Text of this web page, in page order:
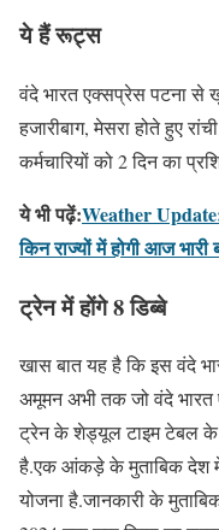
ये हैं रूट्स
वंदे भारत एक्सप्रेस पटना से
हजारीबाग, मेसरा होते हुए
कर्मचारियों को 2 दिन का
ये भी पढ़ें:Weather Update:
किन राज्यों में होगी आज भारी
ट्रेन में होंगे 8 डिब्बे
खास बात यह है कि इस वंदे
अमूमन अभी तक जो वंदे भारत
ट्रेन के शेड्यूल टाइम टेबल के
है.एक आंकड़े के मुताबिक देश में
योजना है.जानकारी के